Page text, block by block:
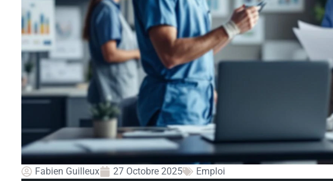
Fabien Guilleux 27 Octobre 2025 Emploi